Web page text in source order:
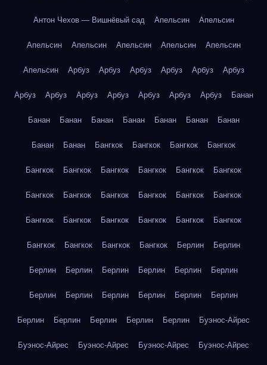
Антон Чехов — Вишнёвый сад Апельсин Апельсин
Апельсин Апельсин Апельсин Апельсин Апельсин
Апельсин Арбуз Арбуз Арбуз Арбуз Арбуз Арбуз
Арбуз Арбуз Арбуз Арбуз Арбуз Арбуз Арбуз Банан
Банан Банан Банан Банан Банан Банан Банан
Банан Банан Бангкок Бангкок Бангкок Бангкок
Бангкок Бангкок Бангкок Бангкок Бангкок Бангкок
Бангкок Бангкок Бангкок Бангкок Бангкок Бангкок
Бангкок Бангкок Бангкок Бангкок Бангкок Бангкок
Бангкок Бангкок Бангкок Бангкок Берлин Берлин
Берлин Берлин Берлин Берлин Берлин Берлин
Берлин Берлин Берлин Берлин Берлин Берлин
Берлин Берлин Берлин Берлин Берлин Буэнос-Айрес
Буэнос-Айрес Буэнос-Айрес Буэнос-Айрес Буэнос-Айрес